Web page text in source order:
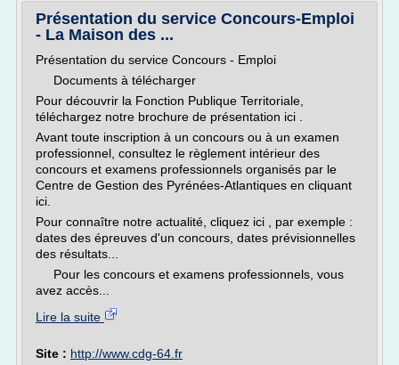
Présentation du service Concours-Emploi
- La Maison des ...
Présentation du service Concours - Emploi
Documents à télécharger
Pour découvrir la Fonction Publique Territoriale,
téléchargez notre brochure de présentation ici .
Avant toute inscription à un concours ou à un examen
professionnel, consultez le règlement intérieur des
concours et examens professionnels organisés par le
Centre de Gestion des Pyrénées-Atlantiques en cliquant
ici.
Pour connaître notre actualité, cliquez ici , par exemple :
dates des épreuves d'un concours, dates prévisionnelles
des résultats...
Pour les concours et examens professionnels, vous
avez accès...
Lire la suite
Site : http://www.cdg-64.fr